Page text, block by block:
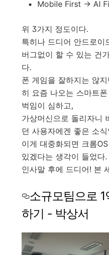
Mobile First -> AI
위 3가지 정도이다.
특히나 드디어 안드로이
버그없이 할 수 있는 건
다.
폰 게임을 잘하지는 않
히 요즘 나오는 스마트
벅임이 심하고,
가상머신으로 돌리자니
던 사용자에겐 좋은 소
이게 대중화되면 크롬
있겠다는 생각이 들었다.
인사말 후에 드디어! 본
소규모팀으로
하기 - 박상서